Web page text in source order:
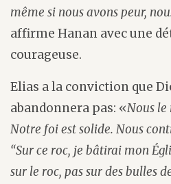
même si nous avons peur,
affirme Hanan avec une
courageuse.
Elias a la conviction que
abandonnera pas: «Nous
Notre foi est solide. Nous
“Sur ce roc, je bâtirai mon
sur le roc, pas sur des bulles